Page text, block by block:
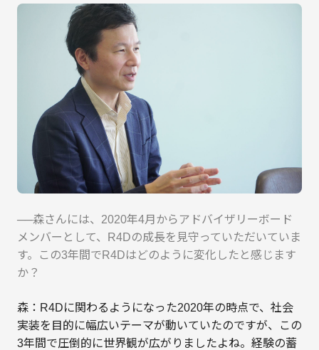
──森さんには、2020年4月からアドバイザリーボード
メンバーとして、R4Dの成長を見守っていただいていま
す。この3年間でR4Dはどのように変化したと感じます
か？
森：R4Dに関わるようになった2020年の時点で、社会
実装を目的に幅広いテーマが動いていたのですが、この
3年間で圧倒的に世界観が広がりましたよね。経験の蓄